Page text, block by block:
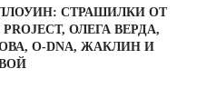
СТРАШИЛКИ ОТ
ОЛЕГА ВЕРДА,
O-DNA, ЖАКЛИН И